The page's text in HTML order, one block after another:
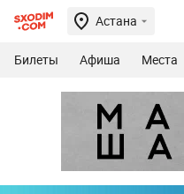
Астана
Билеты Афиша Места